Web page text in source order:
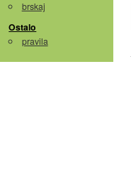
brskaj
Ostalo
pravila